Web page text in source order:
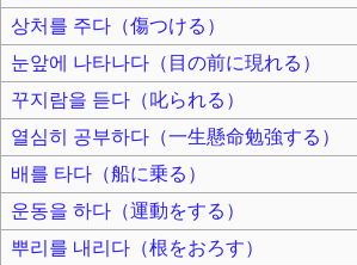
상처를 주다（傷つける）
눈앞에 나타나다（目の前に現れる）
꾸지람을 듣다（叱られる）
열심히 공부하다（一生懸命勉強する）
배를 타다（船に乗る）
운동을 하다（運動をする）
뿌리를 내리다（根をおろす）